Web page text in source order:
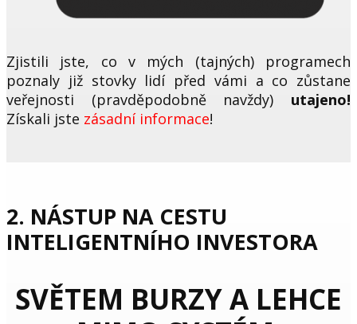
Zjistili jste, co v mých (tajných) programech
poznaly již stovky lidí před vámi a co zůstane
veřejnosti (pravděpodobně navždy) utajeno!
Získali jste zásadní informace!
2. NÁSTUP NA CESTU
INTELIGENTNÍHO INVESTORA
SVĚTEM BURZY A LEHCE